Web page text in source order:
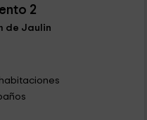
2
de Jaulin